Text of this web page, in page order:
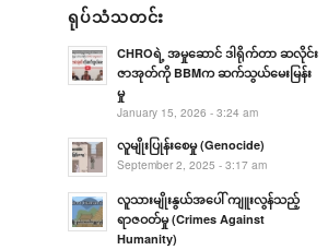
ရုပ်သံသတင်း
CHROရဲ့ အမှုဆောင် ဒါရိုက်တာ ဆလိုင်း
ဇာအုတ်ကို BBMက ဆက်သွယ်မေးမြန်း
မှု
January 15, 2026 - 3:24 am
လူမျိုးပြုန်းစေမှု (Genocide)
September 2, 2025 - 3:17 am
လူသားမျိုးနွယ်အပေါ် ကျူးလွန်သည့်
ရာဇဝတ်မှု (Crimes Against
Humanity)